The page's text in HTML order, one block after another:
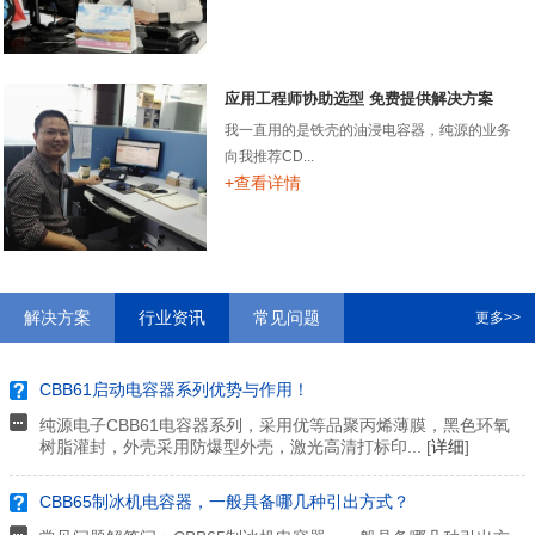
应用工程师协助选型 免费提供解决方案
我一直用的是铁壳的油浸电容器，纯源的业务
向我推荐CD...
+查看详情
解决方案 行业资讯 常见问题 更多>>
CBB61启动电容器系列优势与作用！
纯源电子CBB61电容器系列，采用优等品聚丙烯薄膜，黑色环氧
树脂灌封，外壳采用防爆型外壳，激光高清打标印... [详细]
CBB65制冰机电容器，一般具备哪几种引出方式？